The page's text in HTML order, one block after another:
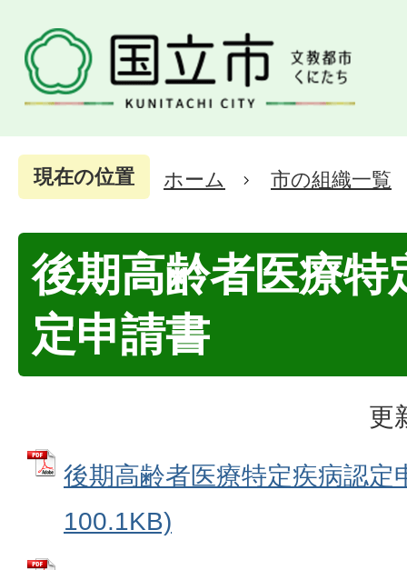
現在の位置 ホーム 市の組織一覧
後期高齢者医療特
定申請書
更
後期高齢者医療特定疾病認
100.1KB)